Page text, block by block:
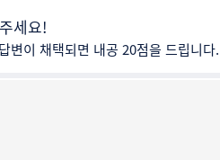
세요!
변이 채택되면 내공 20점을 드립니다.